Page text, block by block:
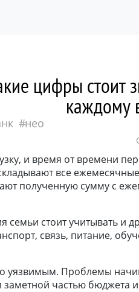
цифры стоит
каждому
нео
и время от времени
все
полученную сумму с
стоит учитывать и
связь, питание,
уязвимым. Проблемы
частью бюджета